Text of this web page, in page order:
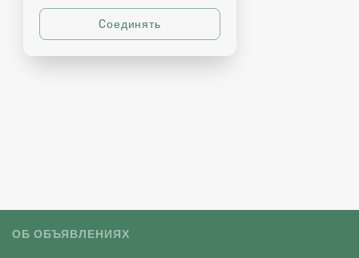
ОБ ОБЪЯВЛЕНИЯХ